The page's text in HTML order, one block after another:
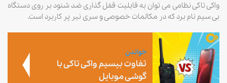
واکی تاکی نظامی می توان به قابلیت قفل گذاری ضد شنود بر روی دستگاه
بی سیم نام برد که در مکالمات خصوصی و سری نیر پر کاربرد است.
خواندن
تفاوت بیسیم واکی تاکی با
گوشی موبایل